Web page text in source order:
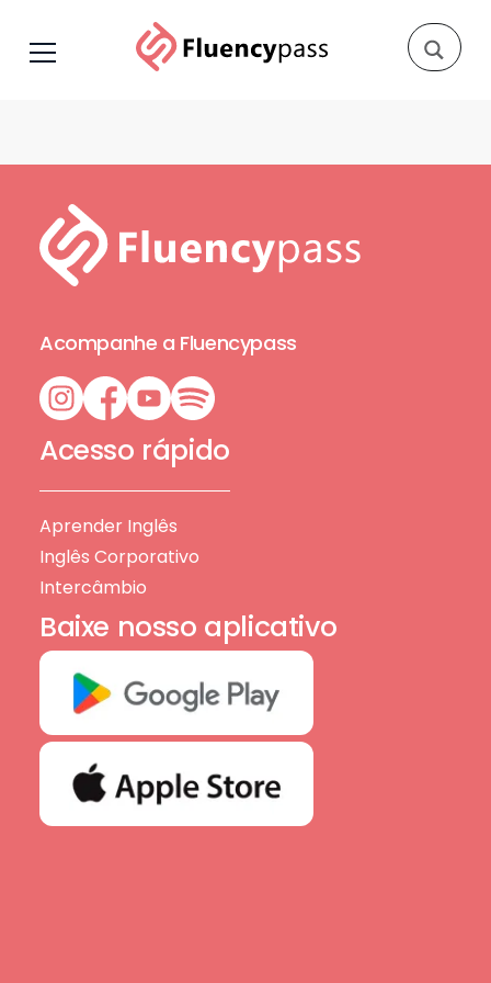
dicas de intercâmbio
Acompanhe a Fluencypass
Acesso rápido
Aprender Inglês
Inglês Corporativo
Intercâmbio
Baixe nosso aplicativo